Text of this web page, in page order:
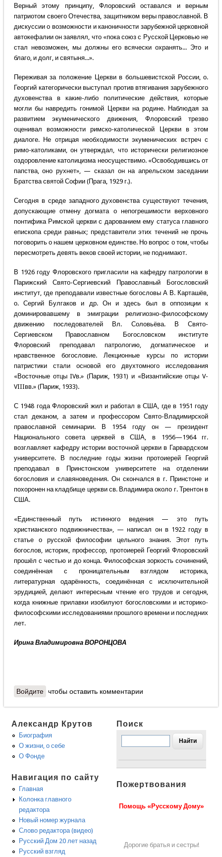
Верный этому принципу, Флоровский оставался и верным
патриотом своего Отечества, защитником веры православной. В
дискуссии о возможности и каноничности зарубежной церковной
автокефалии он заявлял, что «пока союз с Русской Церковью не
стал невозможен, мы должны его всячески охранять... Это и
благо, и долг, и святыня...».
Переживая за положение Церкви в большевистской России, о.
Георгий категорически выступал против втягивания зарубежного
духовенства в какие-либо политические действия, которые
могли бы навредить гонимой Церкви на родине. Наблюдая за
развитием экуменического движения, Флоровский трезво
оценивал возможности римско-католической Церкви в этом
диалоге. Не отрицая необходимости экуменических встреч с
римо-католиками, он утверждал, что исторически религиозное
оздоровление католицизма неосуществимо. «Освободившись от
папства, оно рухнет», — сказал он на апрельском заседании
Братства святой Софии (Прага, 1929 г.).
Сегодня в среде западного духовенства существуют течения,
допускающие отмену догмата о непогрешимости верховного
понтифика Римской церкви с дарованием ему статуса главного
епископа среди равных; представители этих течений не прочь
поговорить о нашем церковном единстве. Но вопрос о том, чтобы
пересмотреть девять веков своей истории, не поднимают.
В 1926 году Флоровского пригласили на кафедру патрологии в
Парижский Свято-Сергиевский Православный Богословский
институт, где преподавали известные богословы А В. Карташёв,
о. Сергий Булгаков и др. Он и здесь был в оппозиции к
доминировавшему в эмиграции религиозно-философскому
движению последователей Вл. Соловьёва. В Свято-
Сергиевском Православном Богословском институте
Флоровский преподавал патрологию, догматическое и
нравственное богословие. Лекционные курсы по истории
патристики стали основой его двухтомного исследования
«Восточные отцы IVв.» (Париж, 1931) и «Византийские отцы V-
VIIIвв.» (Париж, 1933).
С 1948 года Флоровский жил и работал в США, где в 1951 году
стал деканом, а затем и профессором Свято-Владимирской
православной семинарии. В 1954 году он — президент
Национального совета церквей в США, в 1956—1964 гг.
возглавляет кафедру истории восточной церкви в Гарвардском
университете. В последние годы жизни протоиерей Георгий
преподавал в Принстонском университете на отделении
богословия и славяноведения. Он скончался в г. Принстоне и
похоронен на кладбище церкви св. Владимира около г. Трентон в
США.
«Единственный путь истинного ведения — это путь
христианского подвижничества», — написал он в 1922 году в
статье о русской философии цельного знания. Этот путь
богослов, историк, профессор, протоиерей Георгий Флоровский
прошёл с честью и до конца. Философская зоркость сочинений,
соединённая с проницательным взглядом историка,
литературная одарённость, соединённая с исключительной
эрудицией, делают интересным чтение его трудов и сегодня,
когда книжные прилавки изобилуют богословскими и историко-
философскими исследованиями прошлого времени и последних
лет.
Ирина Владимировна ВОРОНЦОВА
Войдите чтобы оставить комментарии
Александр Крутов
Биография
О жизни, о себе
О Фонде
Навигация по сайту
Главная
Колонка главного
редактора
Новый номер журнала
Слово редактора (видео)
Русский Дом 20 лет назад
Русский взгляд
Поиск
Пожертвования
Помощь «Русскому Дому»
Дорогие братья и сестры!